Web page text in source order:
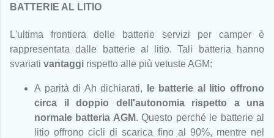
BATTERIE AL LITIO
L'ultima frontiera delle batterie servizi per camper è
rappresentata dalle batterie al litio. Tali batteria hanno
svariati vantaggi rispetto alle più vetuste AGM:
A parità di Ah dichiarati, le batterie al litio offrono
circa il doppio dell'autonomia rispetto a una
normale batteria AGM. Questo perché le batterie al
litio offrono cicli di scarica fino al 90%, mentre nel